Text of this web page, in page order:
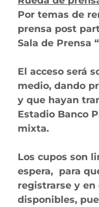
Por temas de
prensa post
Sala de Prensa
El acceso será
medio, dando
y que hayan
Estadio Banco
mixta.
Los cupos son
espera, para
registrarse y en
disponibles,